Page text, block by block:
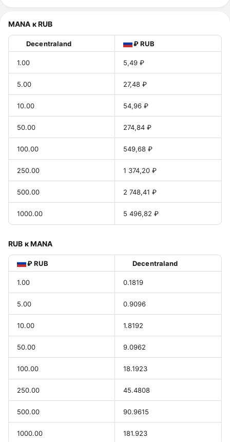
MANA к RUB
Decentraland ₽ RUB
1.00 5,49 ₽
5.00 27,48 ₽
10.00 54,96 ₽
50.00 274,84 ₽
100.00 549,68 ₽
250.00 1 374,20 ₽
500.00 2 748,41 ₽
1000.00 5 496,82 ₽
RUB к MANA
₽ RUB Decentraland
1.00 0.1819
5.00 0.9096
10.00 1.8192
50.00 9.0962
100.00 18.1923
250.00 45.4808
500.00 90.9615
1000.00 181.923